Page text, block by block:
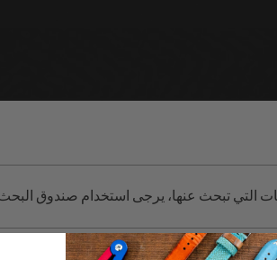
على منتجات في هذه المجموعة